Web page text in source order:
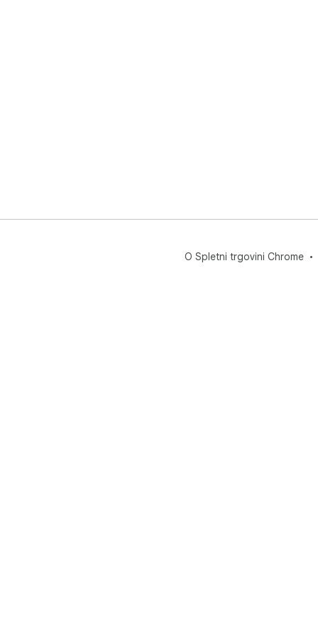
O Spletni trgovini Chrome